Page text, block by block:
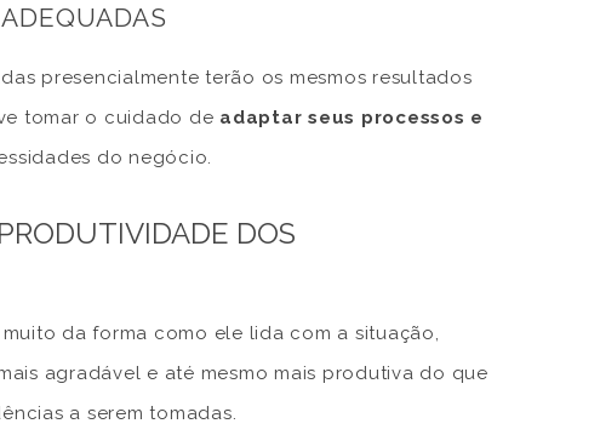
presencialmente terão os mesmos resultados
tomar o cuidado de adaptar seus processos e
do negócio.
DOS
da forma como ele lida com a situação,
agradável e até mesmo mais produtiva do que
a serem tomadas.